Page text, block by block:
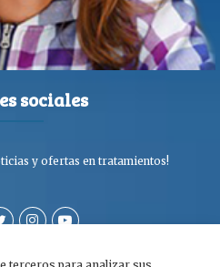
sociales
y ofertas en tratamientos!